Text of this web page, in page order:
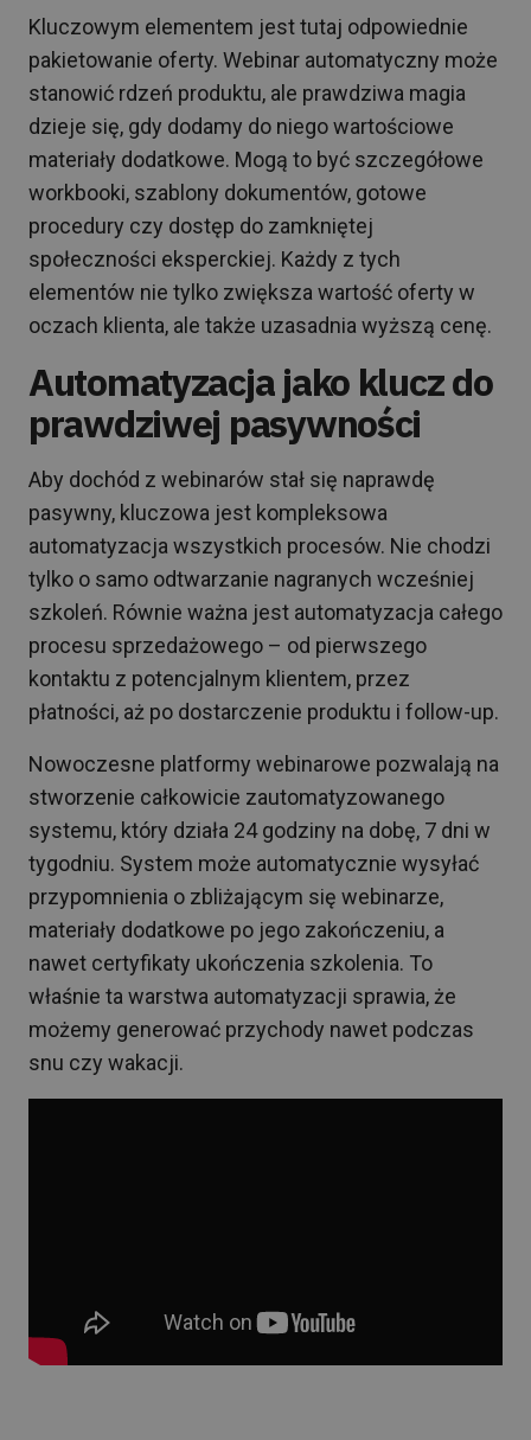
Kluczowym elementem jest tutaj odpowiednie
pakietowanie oferty. Webinar automatyczny może
stanowić rdzeń produktu, ale prawdziwa magia
dzieje się, gdy dodamy do niego wartościowe
materiały dodatkowe. Mogą to być szczegółowe
workbooki, szablony dokumentów, gotowe
procedury czy dostęp do zamkniętej
społeczności eksperckiej. Każdy z tych
elementów nie tylko zwiększa wartość oferty w
oczach klienta, ale także uzasadnia wyższą cenę.
Automatyzacja jako klucz do
prawdziwej pasywności
Aby dochód z webinarów stał się naprawdę
pasywny, kluczowa jest kompleksowa
automatyzacja wszystkich procesów. Nie chodzi
tylko o samo odtwarzanie nagranych wcześniej
szkoleń. Równie ważna jest automatyzacja całego
procesu sprzedażowego – od pierwszego
kontaktu z potencjalnym klientem, przez
płatności, aż po dostarczenie produktu i follow-up.
Nowoczesne platformy webinarowe pozwalają na
stworzenie całkowicie zautomatyzowanego
systemu, który działa 24 godziny na dobę, 7 dni w
tygodniu. System może automatycznie wysyłać
przypomnienia o zbliżającym się webinarze,
materiały dodatkowe po jego zakończeniu, a
nawet certyfikaty ukończenia szkolenia. To
właśnie ta warstwa automatyzacji sprawia, że
możemy generować przychody nawet podczas
snu czy wakacji.